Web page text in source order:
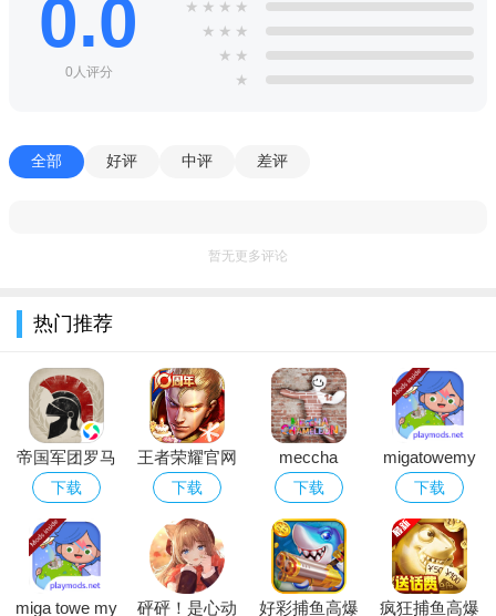
3、这里还拥有更加自由的挑战模式，你可以任意的进行打
架，将你的对手全部击飞哄翻。
5、顶级的视觉冲级感，完美的游戏体验，超多不同的场景，
你开启哟
2、丰富多样的游戏玩法，你需要在规定的时间之中完成一系
列的任务挑战
3、真实的恋爱感受，给让的感觉是没有那么做作，很朴实的
幻想
爱情由此开始
5、玩法简单轻松有趣，大胆的做你平时不敢做的事情，享受
0.0
0人评分
★ ★ ★ ★
★ ★ ★
★ ★
★
全部 好评 中评 差评
暂无更多评论
热门推荐
帝国军团罗马
下载最新版安
卓正版手游
下载
王者荣耀官网
下载最新版本
2026
下载
meccha
chameleon超
级变色龙
下载
migatowemy
world2026无
广告版下载安
卓免费版
下载
miga towe my 砰砰！是心动 好彩捕鱼高爆 疯狂捕鱼高爆